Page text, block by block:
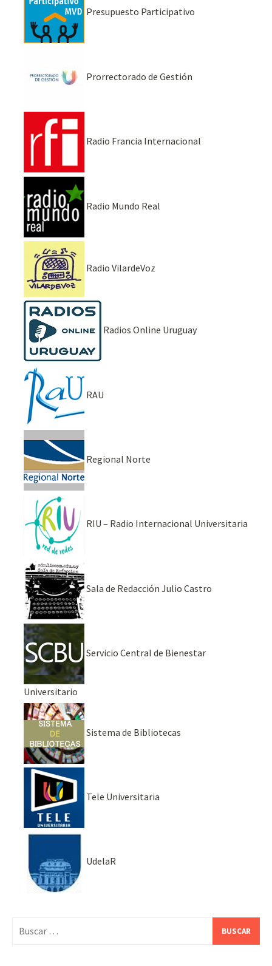
Presupuesto Participativo
Prorrectorado de Gestión
Radio Francia Internacional
Radio Mundo Real
Radio VilardeVoz
Radios Online Uruguay
RAU
Regional Norte
RIU – Radio Internacional Universitaria
Sala de Redacción Julio Castro
Servicio Central de Bienestar
Universitario
Sistema de Bibliotecas
Tele Universitaria
UdelaR